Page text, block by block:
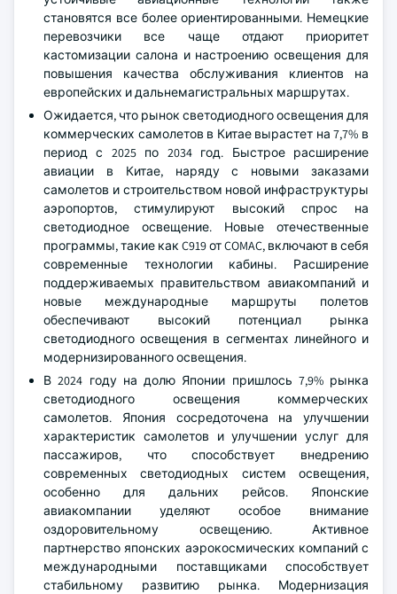
становятся все более ориентированными. Немецкие
перевозчики все чаще отдают приоритет
кастомизации салона и настроению освещения для
повышения качества обслуживания клиентов на
европейских и дальнемагистральных маршрутах.
Ожидается, что рынок светодиодного освещения для
коммерческих самолетов в Китае вырастет на 7,7% в
период с 2025 по 2034 год. Быстрое расширение
авиации в Китае, наряду с новыми заказами
самолетов и строительством новой инфраструктуры
аэропортов, стимулируют высокий спрос на
светодиодное освещение. Новые отечественные
программы, такие как C919 от COMAC, включают в себя
современные технологии кабины. Расширение
поддерживаемых правительством авиакомпаний и
новые международные маршруты полетов
обеспечивают высокий потенциал рынка
светодиодного освещения в сегментах линейного и
модернизированного освещения.
В 2024 году на долю Японии пришлось 7,9% рынка
светодиодного освещения коммерческих
самолетов. Япония сосредоточена на улучшении
характеристик самолетов и улучшении услуг для
пассажиров, что способствует внедрению
современных светодиодных систем освещения,
особенно для дальних рейсов. Японские
авиакомпании уделяют особое внимание
оздоровительному освещению. Активное
партнерство японских аэрокосмических компаний с
международными поставщиками способствует
стабильному развитию рынка. Модернизация